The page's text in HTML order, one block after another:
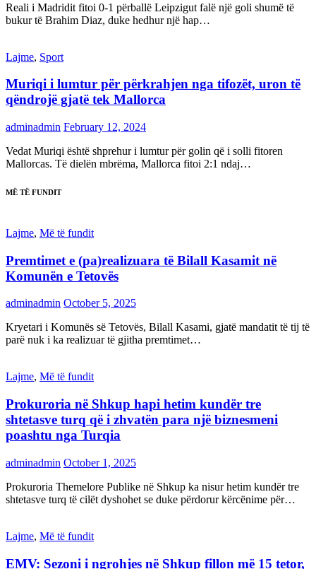
Reali i Madridit fitoi 0-1 përballë Leipzigut falë një goli shumë të
bukur të Brahim Diaz, duke hedhur një hap…
Lajme, Sport
Muriqi i lumtur për përkrahjen nga tifozët, uron të
qëndrojë gjatë tek Mallorca
adminadmin February 12, 2024
Vedat Muriqi është shprehur i lumtur për golin që i solli fitoren
Mallorcas. Të dielën mbrëma, Mallorca fitoi 2:1 ndaj…
MË TË FUNDIT
Lajme, Më të fundit
Premtimet e (pa)realizuara të Bilall Kasamit në
Komunën e Tetovës
adminadmin October 5, 2025
Kryetari i Komunës së Tetovës, Bilall Kasami, gjatë mandatit të tij të
parë nuk i ka realizuar të gjitha premtimet…
Lajme, Më të fundit
Prokuroria në Shkup hapi hetim kundër tre
shtetasve turq që i zhvatën para një biznesmeni
poashtu nga Turqia
adminadmin October 1, 2025
Prokuroria Themelore Publike në Shkup ka nisur hetim kundër tre
shtetasve turq të cilët dyshohet se duke përdorur kërcënime për…
Lajme, Më të fundit
EMV: Sezoni i ngrohjes në Shkup fillon më 15 tetor,